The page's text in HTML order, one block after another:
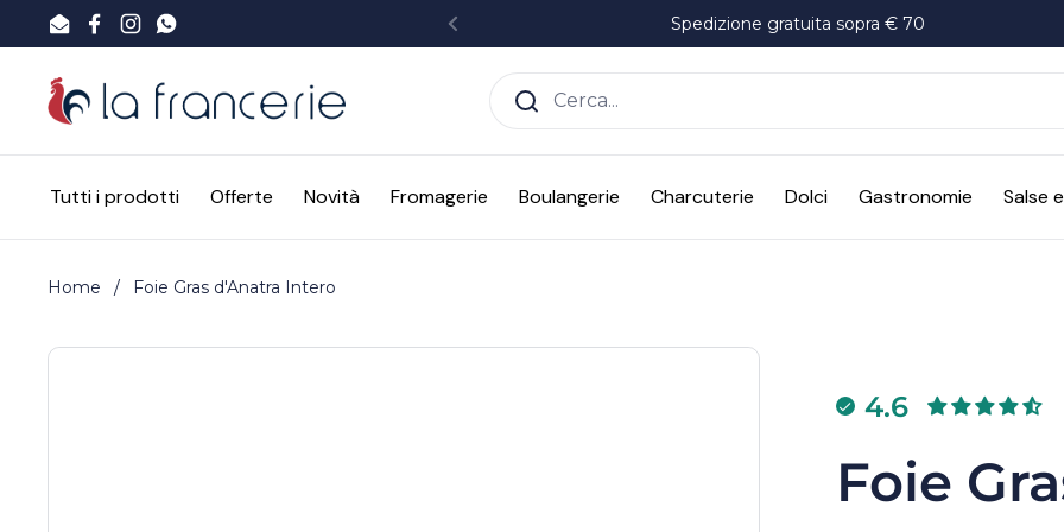
Passa ai contenuti
EmailFacebook
Instagram
WhatsApp Precedente
Spedizione gratuita sopra € 70
Tutti i prodotti Offerte Novità Fromagerie Boulangerie Charcuterie Dolci Gastronomie Salse
Home / Foie Gras d'Anatra Intero
4.6
Foie